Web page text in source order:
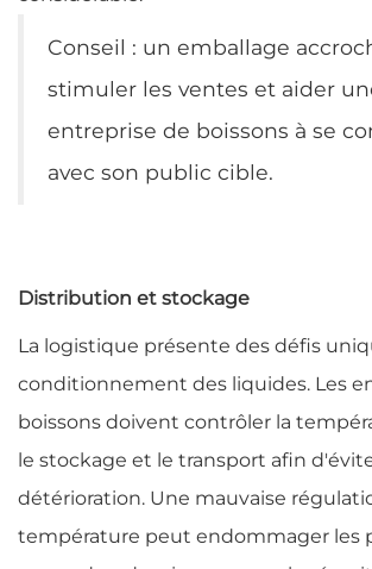
Conseil : un emballage
stimuler les ventes et aider
entreprise de boissons à se
avec son public cible.
Distribution et stockage
La logistique présente des défis
conditionnement des liquides. Les
boissons doivent contrôler la
le stockage et le transport afin
détérioration. Une mauvaise
température peut endommager les